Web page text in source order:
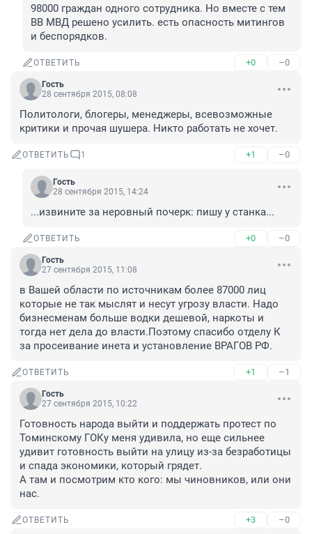
98000 граждан одного сотрудника. Но вместе с тем
ВВ МВД решено усилить. есть опасность митингов
и беспорядков.
ОТВЕТИТЬ +0 –0
Гость
28 сентября 2015, 08:08
Политологи, блогеры, менеджеры, всевозможные
критики и прочая шушера. Никто работать не хочет.
ОТВЕТИТЬ 1 +1 –0
Гость
28 сентября 2015, 14:24
...извините за неровный почерк: пишу у станка...
ОТВЕТИТЬ +0 –0
Гость
27 сентября 2015, 11:08
в Вашей области по источникам более 87000 лиц
которые не так мыслят и несут угрозу власти. Надо
бизнесменам больше водки дешевой, наркоты и
тогда нет дела до власти.Поэтому спасибо отделу К
за просеивание инета и установление ВРАГОВ РФ.
ОТВЕТИТЬ +1 –1
Гость
27 сентября 2015, 10:22
Готовность народа выйти и поддержать протест по
Томинскому ГОКу меня удивила, но еще сильнее
удивит готовность выйти на улицу из-за безработицы
и спада экономики, который грядет.
А там и посмотрим кто кого: мы чиновников, или они
нас.
ОТВЕТИТЬ +3 –0